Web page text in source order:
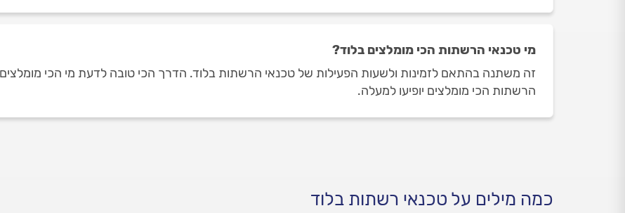
מי טכנאי הרשתות הכי מומלצים בלוד?
זה משתנה בהתאם לזמינות ולשעות הפעילות של טכנאי הרשתות בלוד. הדרך הכי טובה לדעת מי הכי מומלצים,
הרשתות הכי מומלצים יופיעו למעלה.
כמה מילים על טכנאי רשתות בלוד